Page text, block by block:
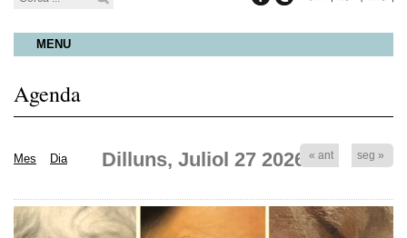
MENU
Agenda
Mes Dia « ant
Dilluns, Juliol 27 2026 seg »